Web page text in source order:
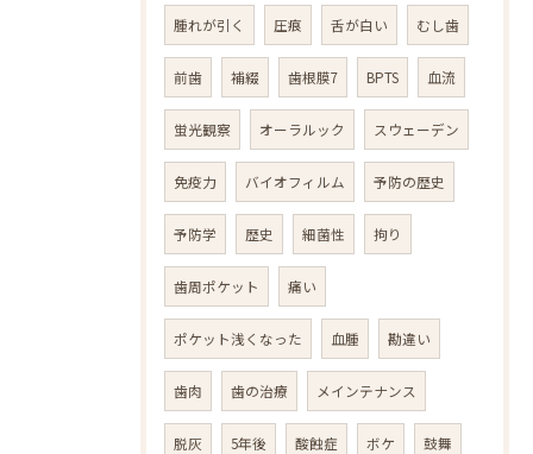
腫れが引く 圧痕 舌が白い むし歯
前歯 補綴 歯根膜7 BPTS 血流
蛍光観察 オーラルック スウェーデン
免疫力 バイオフィルム 予防の歴史
予防学 歴史 細菌性 拘り
歯周ポケット 痛い
ポケット浅くなった 血腫 勘違い
歯肉 歯の治療 メインテナンス
脱灰 5年後 酸蝕症 ボケ 鼓舞